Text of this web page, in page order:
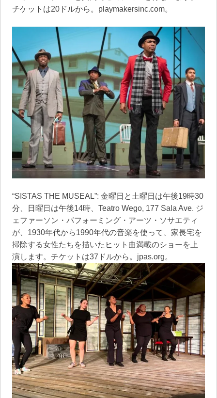
チケットは20ドルから。playmakersinc.com。
“SISTAS THE MUSEAL”: 金曜日と土曜日は午後19時30
分、日曜日は午後14時、Teatro Wego, 177 Sala Ave. ジ
ェファーソン・パフォーミング・アーツ・ソサエティ
が、1930年代から1990年代の音楽を使って、家長宅を
掃除する女性たちを描いたヒット曲満載のショーを上
演します。チケットは37ドルから。jpas.org。